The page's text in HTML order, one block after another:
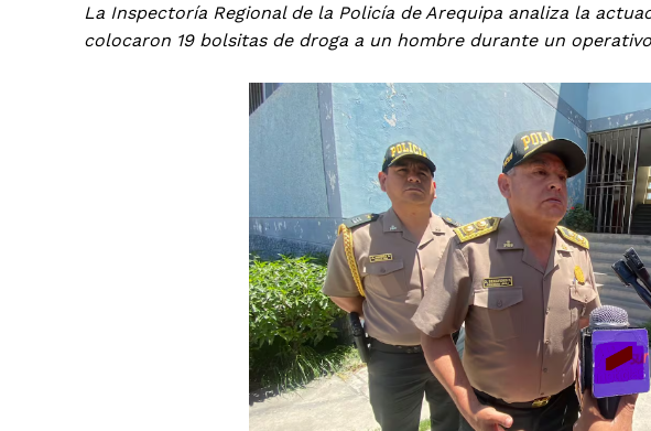
La Inspectoría Regional de la Policía de Arequipa analiza la
colocaron 19 bolsitas de droga a un hombre durante un